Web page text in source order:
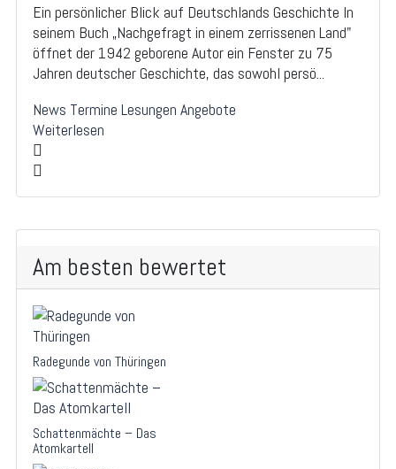
Ein persönlicher Blick auf Deutschlands Geschichte In
seinem Buch „Nachgefragt in einem zerrissenen Land"
öffnet der 1942 geborene Autor ein Fenster zu 75
Jahren deutscher Geschichte, das sowohl persö...
News Termine Lesungen Angebote
Weiterlesen
Am besten bewertet
Radegunde von Thüringen
Schattenmächte – Das
Atomkartell